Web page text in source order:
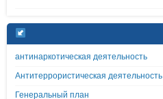
антинаркотическая деятельность
Антитеррористическая деятельность
Генеральный план